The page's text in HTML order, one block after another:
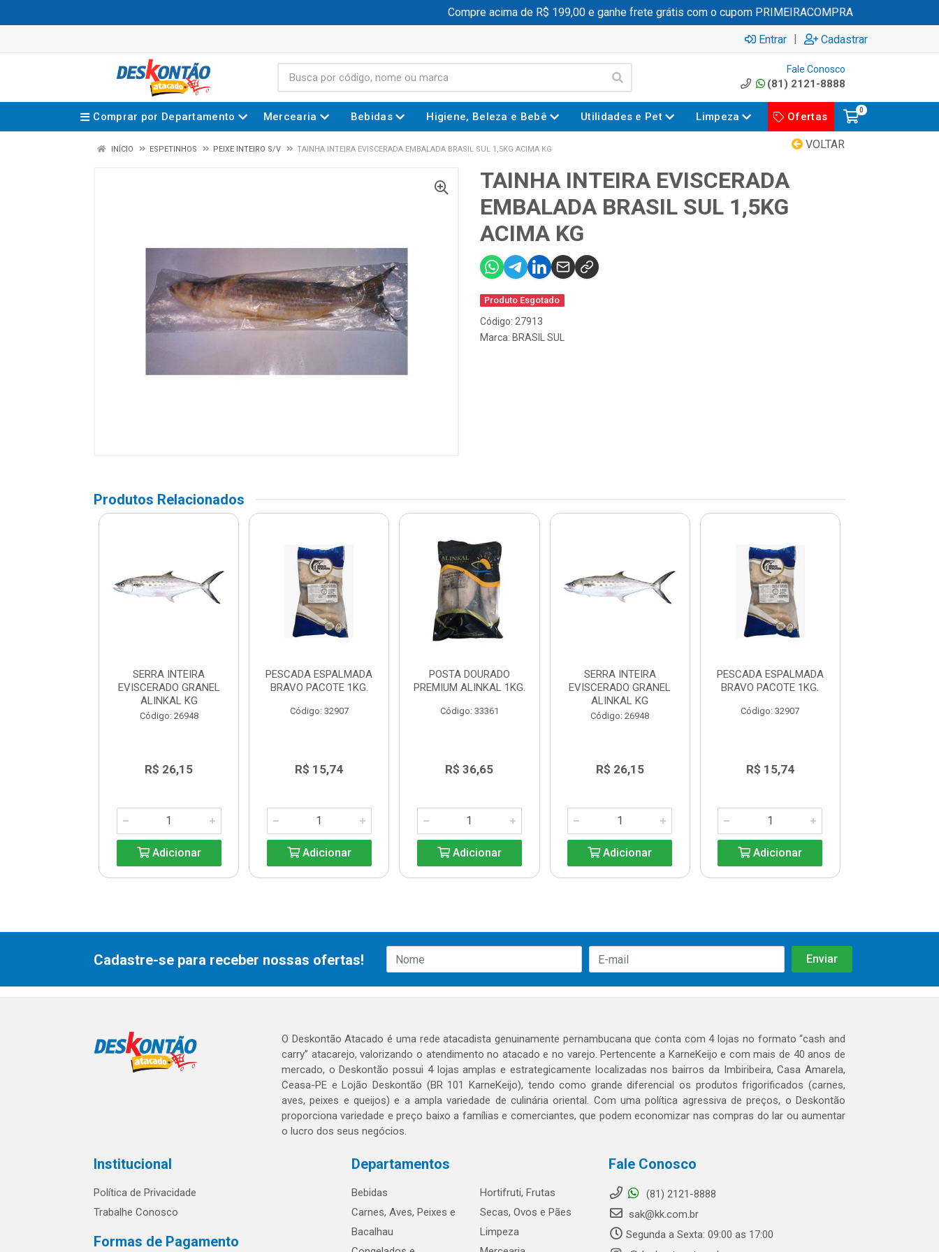
Compre acima de R$ 199,00 e ganhe frete grátis com o cupom PRIMEIRACOMPRA
Entrar | Cadastrar
Fale Conosco
(81) 2121-8888
Comprar por Departamento Mercearia Bebidas Higiene, Beleza e Bebê Utilidades e Pet Limpeza Ofertas
0
VOLTAR
INÍCIO ESPETINHOS PEIXE INTEIRO S/V TAINHA INTEIRA EVISCERADA EMBALADA BRASIL SUL 1,5KG ACIMA KG
TAINHA INTEIRA EVISCERADA
EMBALADA BRASIL SUL 1,5KG
ACIMA KG
Produto Esgotado
Código: 27913
Marca: BRASIL SUL
Produtos Relacionados
SERRA INTEIRA
EVISCERADO GRANEL
ALINKAL KG
Código: 26948
R$ 26,15
Adicionar
PESCADA ESPALMADA
BRAVO PACOTE 1KG.
Código: 32907
R$ 15,74
Adicionar
POSTA DOURADO
PREMIUM ALINKAL 1KG.
Código: 33361
R$ 36,65
Adicionar
SERRA INTEIRA
EVISCERADO GRANEL
ALINKAL KG
Código: 26948
R$ 26,15
Adicionar
PESCADA ESPALMADA
BRAVO PACOTE 1KG.
Código: 32907
R$ 15,74
Adicionar
Cadastre-se para receber nossas ofertas!
O Deskontão Atacado é uma rede atacadista genuinamente pernambucana que conta com 4 lojas no formato “cash and
carry” atacarejo, valorizando o atendimento no atacado e no varejo. Pertencente a KarneKeijo e com mais de 40 anos de
mercado, o Deskontão possui 4 lojas amplas e estrategicamente localizadas nos bairros da Imbiribeira, Casa Amarela,
Ceasa-PE e Lojão Deskontão (BR 101 KarneKeijo), tendo como grande diferencial os produtos frigorificados (carnes,
aves, peixes e queijos) e a ampla variedade de culinária oriental. Com uma política agressiva de preços, o Deskontão
proporciona variedade e preço baixo a famílias e comerciantes, que podem economizar nas compras do lar ou aumentar
o lucro dos seus negócios.
Institucional
Política de Privacidade
Trabalhe Conosco
Formas de Pagamento
Departamentos
Bebidas
Carnes, Aves, Peixes e
Bacalhau
Hortifruti, Frutas
Secas, Ovos e Pães
Limpeza
Fale Conosco
(81) 2121-8888
sak@kk.com.br
Segunda a Sexta: 09:00 as 17:00